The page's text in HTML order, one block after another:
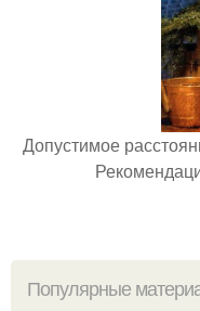
Допустимое
Популярные